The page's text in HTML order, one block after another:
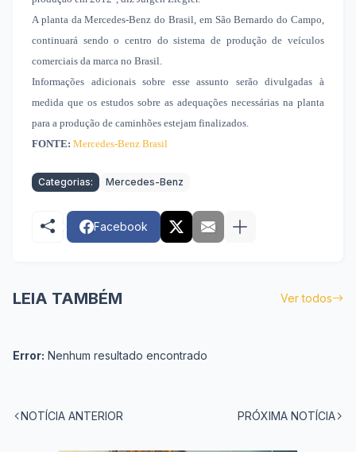
A planta da Mercedes-Benz do Brasil, em São Bernardo do Campo,
continuará sendo o centro do sistema de produção de veículos
comerciais da marca no Brasil.
Informações adicionais sobre esse assunto serão divulgadas à
medida que os estudos sobre as adequações necessárias na planta
para a produção de caminhões estejam finalizados.
FONTE: Mercedes-Benz Brasil
Categorias: Mercedes-Benz
Facebook
LEIA TAMBÉM Ver todos
Error: Nenhum resultado encontrado
NOTÍCIA ANTERIOR PRÓXIMA NOTÍCIA